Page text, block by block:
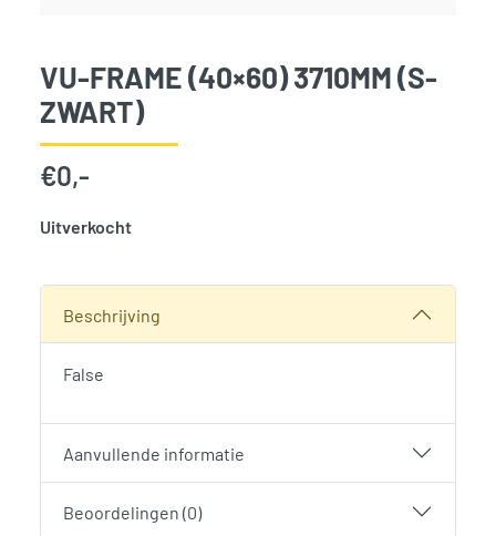
VU-FRAME (40×60) 3710MM (S-
ZWART)
€0,-
Uitverkocht
Beschrijving
False
Aanvullende informatie
Beoordelingen (0)